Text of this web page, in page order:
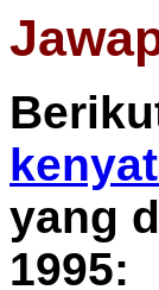
yang
1995: